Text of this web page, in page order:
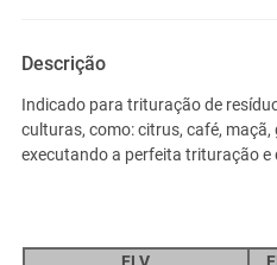
Descrição
Indicado para trituração de
culturas, como: citrus, café,
executando a perfeita trituração